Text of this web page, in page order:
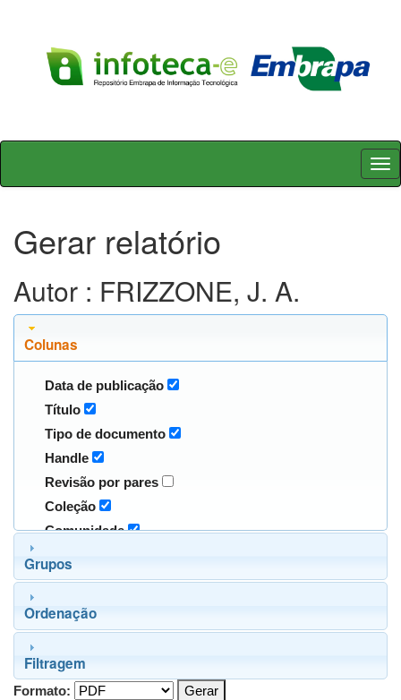
Skip
Gerar relatório
Autor : FRIZZONE, J. A.
Colunas
Data de publicação
Título
Tipo de documento
Handle
Revisão por pares
Coleção
Comunidade
Grupos
Ordenação
Filtragem
Formato: